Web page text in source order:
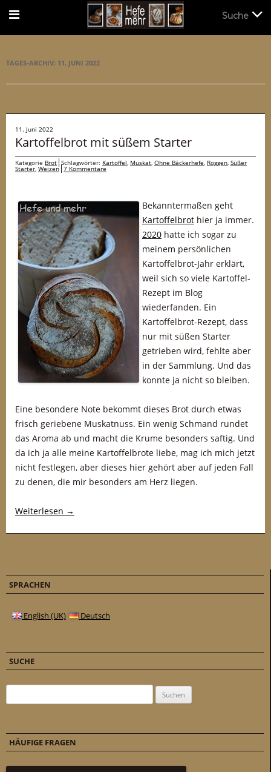
TAGES-ARCHIV: 11. JUNI 2022
11. Juni 2022
Kartoffelbrot mit süßem Starter
Kategorie Brot Schlagwörter: Kartoffel, Muskat, Ohne Bäckerhefe, Roggen, Süßer
Starter, Weizen 7 Kommentare
Bekanntermaßen geht
Kartoffelbrot hier ja immer.
2020 hatte ich sogar zu
meinem persönlichen
Kartoffelbrot-Jahr erklärt,
weil sich so viele Kartoffel-
Rezept im Blog
wiederfanden. Ein
Kartoffelbrot-Rezept, dass
nur mit süßen Starter
getrieben wird, fehlte aber
in der Sammlung. Und das
konnte ja nicht so bleiben.
Eine besondere Note bekommt dieses Brot durch etwas
frisch geriebene Muskatnuss. Ein wenig Schmand rundet
das Aroma ab und macht die Krume besonders saftig. Und
da ich ja alle meine Kartoffelbrote liebe, mag ich mich jetzt
nicht festlegen, aber dieses hier gehört aber auf jeden Fall
zu denen, die mir besonders am Herz liegen.
Weiterlesen →
SPRACHEN
English (UK) Deutsch
SUCHE
HÄUFIGE FRAGEN
Suche
Suche